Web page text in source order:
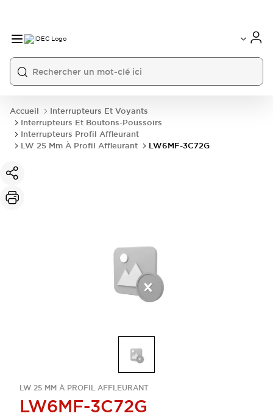
Accueil
Interrupteurs Et Voyants
Interrupteurs Et Boutons-Poussoirs
Interrupteurs Profil Affleurant
LW 25 Mm À Profil Affleurant
LW6MF-3C72G
LW 25 MM À PROFIL AFFLEURANT
LW6MF-3C72G